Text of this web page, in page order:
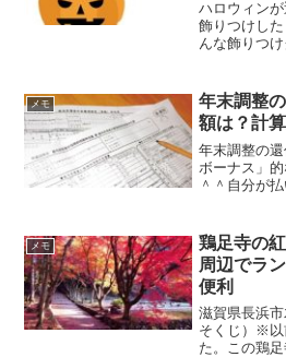
ハロウィン
飾りつけし
んな飾りつ
には折り紙
ように飾り
メモ
年末調整
額は？計
年末調整の
ボーナス」
＾＾自分が
´∀｀*)ﾉ「い
て待ち遠し
メモ
鶏足寺の
周辺でラ
便利
滋賀県長浜
そくじ）※以
た。この鶏